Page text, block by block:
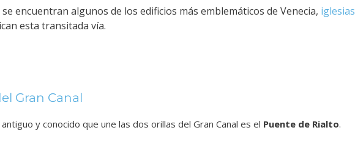
encuentran algunos de los edificios más emblemáticos de Venecia, iglesias
esta transitada vía.
Gran Canal
y conocido que une las dos orillas del Gran Canal es el Puente de Rialto.